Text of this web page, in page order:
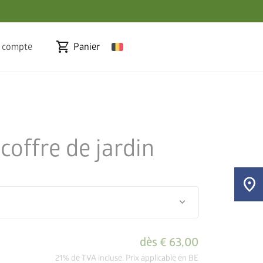
shopping_cart Panier
de jardin
keyboard_arrow_down
dès € 63,00
21% de TVA incluse. Prix applicable en BE
location_on